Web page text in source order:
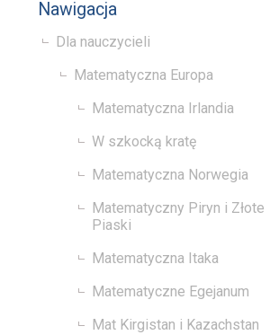
Nawigacja
Dla nauczycieli
Matematyczna Europa
Matematyczna Irlandia
W szkocką kratę
Matematyczna Norwegia
Matematyczny Piryn i Złote
Piaski
Matematyczna Itaka
Matematyczne Egejanum
Mat Kirgistan i Kazachstan